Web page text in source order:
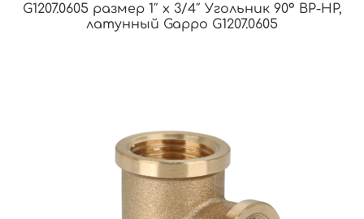
G1207.0605 размер 1″ х 3/4″ Угольник 90° ВР-НР,
латунный Gappo G1207.0605